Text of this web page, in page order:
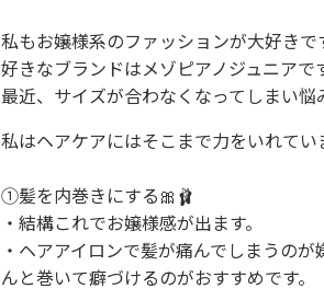
私もお嬢様系のファッションが大好きで
好きなブランドはメゾピアノジュニアで
最近、サイズが合わなくなってしまい
私はヘアケアにはそこまで力をいれて
①髪を内巻きにする🎀🩰
・結構これでお嬢様感が出ます。
・ヘアアイロンで髪が痛んでしまうの
んと巻いて癖づけるのがおすすめです。